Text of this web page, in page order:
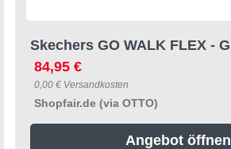
84,95 €
0,00 € Versandkosten
Shopfair.de (via OTTO)
Angebot öffnen